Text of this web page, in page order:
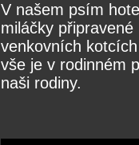
V našem psím
miláčky
venkovních
vše je v rodinném
naši rodiny.